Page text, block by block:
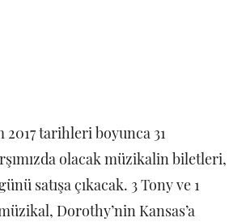
2017 tarihleri boyunca 31
olacak müzikalin biletleri,
satışa çıkacak. 3 Tony ve 1
Dorothy’nin Kansas’a